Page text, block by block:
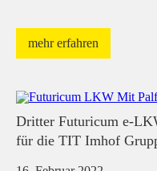
mehr erfahren
Dritter Futuricum e-
für die TIT Imhof